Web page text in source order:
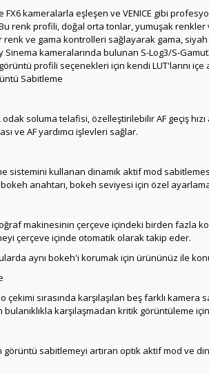
FX6 kameralarla eşleşen ve VENICE gibi
renk profili, doğal orta tonlar, yumuşak
renk ve gama kontrolleri sağlayarak gama,
Sinema kameralarında bulunan S-Log3/S-
profili seçenekleri için kendi LUT'larını
Sabitleme
soluma telafisi, özelleştirilebilir AF geçiş
ve AF yardımcı işlevleri sağlar.
sistemini kullanan dinamik aktif mod
anahtarı, bokeh seviyesi için özel
makinesinin çerçeve içindeki birden fazla
çerçeve içinde otomatik olarak takip eder.
aynı bokeh'i korumak için ürününüz ile
çekimi sırasında karşılaşılan beş farklı
bulanıklıkla karşılaşmadan kritik görüntüleme
sabitlemeyi artıran optik aktif mod ve